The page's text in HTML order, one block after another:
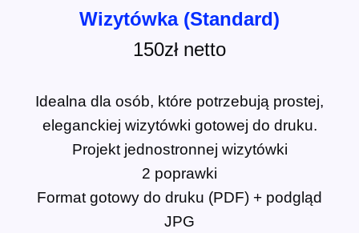
Wizytówka (Standard)
150zł netto
Idealna dla osób, które potrzebują prostej,
eleganckiej wizytówki gotowej do druku.
Projekt jednostronnej wizytówki
2 poprawki
Format gotowy do druku (PDF) + podgląd
JPG